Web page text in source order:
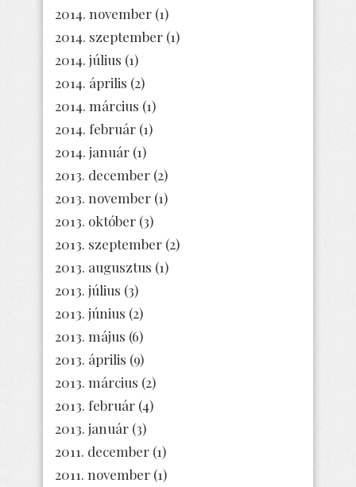
2014. november (1)
2014. szeptember (1)
2014. július (1)
2014. április (2)
2014. március (1)
2014. február (1)
2014. január (1)
2013. december (2)
2013. november (1)
2013. október (3)
2013. szeptember (2)
2013. augusztus (1)
2013. július (3)
2013. június (2)
2013. május (6)
2013. április (9)
2013. március (2)
2013. február (4)
2013. január (3)
2011. december (1)
2011. november (1)